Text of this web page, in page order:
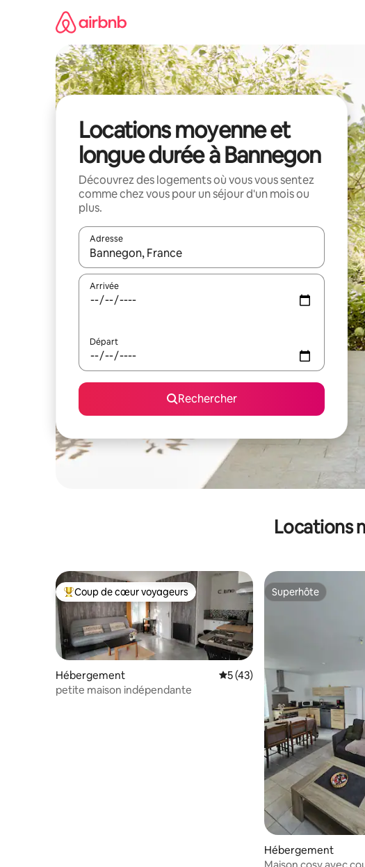
Locations moyenne et
longue durée à Bannegon
Découvrez des logements où vous vous sentez
comme chez vous pour un séjour d'un mois ou
plus.
Adresse
Lorsque les résultats s'affichent, utilisez les flèches vers le
Arrivée
Départ
Rechercher
Locations
Coups de cœur voyageurs les plus appréciés
Coup de cœur voyageurs
Hébergement Évaluation moyenne sur la
5 (43)
petite maison indépendante
Superhôte
Superhôte
Hébergement